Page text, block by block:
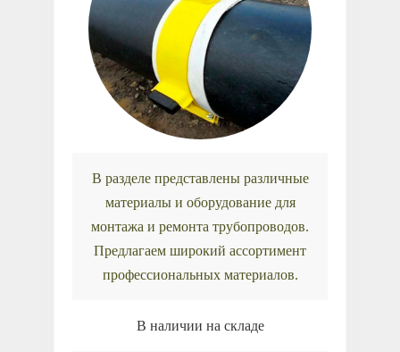
В разделе представлены различные
материалы и оборудование для
монтажа и ремонта трубопроводов.
Предлагаем широкий ассортимент
профессиональных материалов.
В наличии на складе